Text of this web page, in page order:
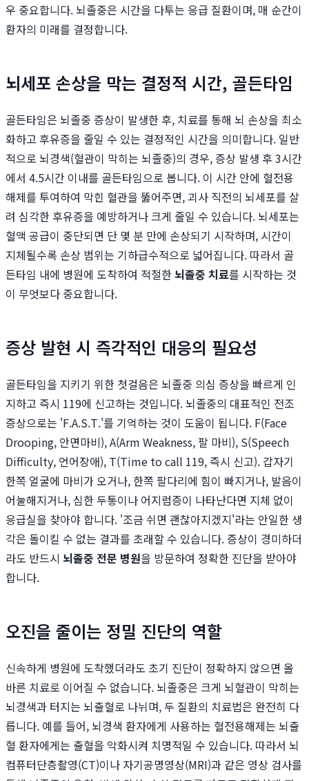
우 중요합니다. 뇌졸중은 시간을 다투는 응급 질환이며, 매 순간이
환자의 미래를 결정합니다.
뇌세포 손상을 막는 결정적 시간, 골든타임
골든타임은 뇌졸중 증상이 발생한 후, 치료를 통해 뇌 손상을 최소
화하고 후유증을 줄일 수 있는 결정적인 시간을 의미합니다. 일반
적으로 뇌경색(혈관이 막히는 뇌졸중)의 경우, 증상 발생 후 3시간
에서 4.5시간 이내를 골든타임으로 봅니다. 이 시간 안에 혈전용
해제를 투여하여 막힌 혈관을 뚫어주면, 괴사 직전의 뇌세포를 살
려 심각한 후유증을 예방하거나 크게 줄일 수 있습니다. 뇌세포는
혈액 공급이 중단되면 단 몇 분 만에 손상되기 시작하며, 시간이
지체될수록 손상 범위는 기하급수적으로 넓어집니다. 따라서 골
든타임 내에 병원에 도착하여 적절한 뇌졸중 치료를 시작하는 것
이 무엇보다 중요합니다.
증상 발현 시 즉각적인 대응의 필요성
골든타임을 지키기 위한 첫걸음은 뇌졸중 의심 증상을 빠르게 인
지하고 즉시 119에 신고하는 것입니다. 뇌졸중의 대표적인 전조
증상으로는 'F.A.S.T.'를 기억하는 것이 도움이 됩니다. F(Face
Drooping, 안면마비), A(Arm Weakness, 팔 마비), S(Speech
Difficulty, 언어장애), T(Time to call 119, 즉시 신고). 갑자기
한쪽 얼굴에 마비가 오거나, 한쪽 팔다리에 힘이 빠지거나, 발음이
어눌해지거나, 심한 두통이나 어지럼증이 나타난다면 지체 없이
응급실을 찾아야 합니다. '조금 쉬면 괜찮아지겠지'라는 안일한 생
각은 돌이킬 수 없는 결과를 초래할 수 있습니다. 증상이 경미하더
라도 반드시 뇌졸중 전문 병원을 방문하여 정확한 진단을 받아야
합니다.
오진을 줄이는 정밀 진단의 역할
신속하게 병원에 도착했더라도 초기 진단이 정확하지 않으면 올
바른 치료로 이어질 수 없습니다. 뇌졸중은 크게 뇌혈관이 막히는
뇌경색과 터지는 뇌출혈로 나뉘며, 두 질환의 치료법은 완전히 다
릅니다. 예를 들어, 뇌경색 환자에게 사용하는 혈전용해제는 뇌출
혈 환자에게는 출혈을 악화시켜 치명적일 수 있습니다. 따라서 뇌
컴퓨터단층촬영(CT)이나 자기공명영상(MRI)과 같은 영상 검사를